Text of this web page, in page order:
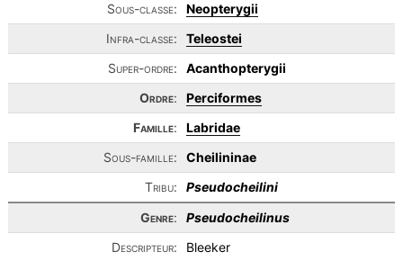
Sous-classe:
Neopterygii
Infra-classe:
Teleostei
Super-ordre:
Acanthopterygii
Ordre:
Perciformes
Famille:
Labridae
Sous-famille:
Cheilininae
Tribu:
Pseudocheilini
Genre:
Pseudocheilinus
Descripteur:
Bleeker